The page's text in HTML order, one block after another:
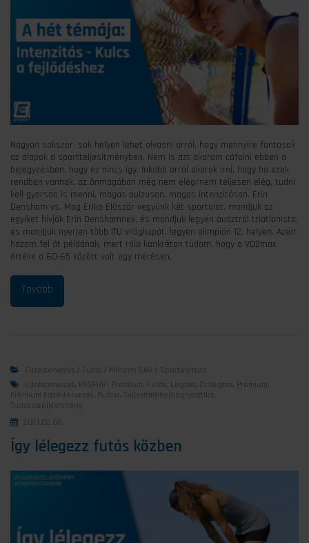
Nagyon sokszor, sok helyen lehet olvasni arról, hogy mennyire fontosak
az alapok a sportteljesítményben. Nem is azt akarom cáfolni ebben a
bejegyzésben, hogy ez nincs így. Inkább arról akarok írni, hogy ha ezek
rendben vannak, az önmagában még nem elég/nem teljesen elég, tudni
kell gyorsan is menni, magas pulzuson, magas intenzitáson. Erin
Densham vs. Mag Erika Először vegyünk két sportolót, mondjuk az
egyiket hívják Erin Denshamnek, és mondjuk legyen ausztrál triatlonista,
és mondjuk nyerjen több ITU világkupát, legyen olimpián 12. helyen. Azért
hozom fel őt példának, mert róla konkrétan tudom, hogy a VO2max
értéke a 60-65 között volt egy mérésen,
Edzéstervezés / Futás / Minden Cikk / Sportélettan
Edzéstervezés, ENSPORT Prémium , Futás, Légzés, Orrlégzés, Prémium ,
Prémium Edzéstervezés, Pulzus, Teljesítménydiagnosztika,
Tudatosteljesítmény
2021.02.08.
Így lélegezz futás közben